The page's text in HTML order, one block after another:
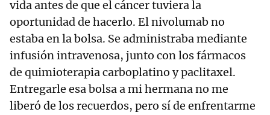
vida antes de que el cáncer tuviera la
oportunidad de hacerlo. El nivolumab no
estaba en la bolsa. Se administraba mediante
infusión intravenosa, junto con los fármacos
de quimioterapia carboplatino y paclitaxel.
Entregarle esa bolsa a mi hermana no me
liberó de los recuerdos, pero sí de enfrentarme